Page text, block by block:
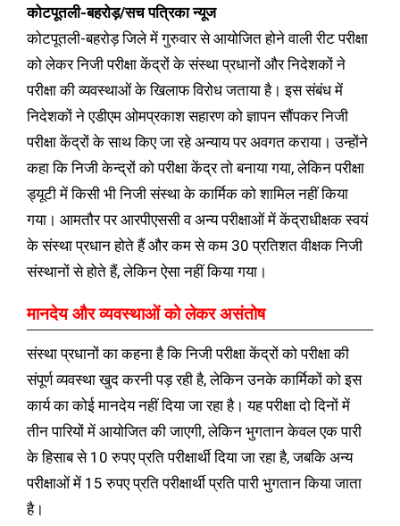
कोटपूतली-बहरोड़/सच पत्रिका न्यूज
कोटपूतली-बहरोड़ जिले में गुरुवार से आयोजित होने वाली रीट परीक्षा
को लेकर निजी परीक्षा केंद्रों के संस्था प्रधानों और निदेशकों ने
परीक्षा की व्यवस्थाओं के खिलाफ विरोध जताया है। इस संबंध में
निदेशकों ने एडीएम ओमप्रकाश सहारण को ज्ञापन सौंपकर निजी
परीक्षा केंद्रों के साथ किए जा रहे अन्याय पर अवगत कराया। उन्होंने
कहा कि निजी केन्द्रों को परीक्षा केंद्र तो बनाया गया, लेकिन परीक्षा
ड्यूटी में किसी भी निजी संस्था के कार्मिक को शामिल नहीं किया
गया। आमतौर पर आरपीएससी व अन्य परीक्षाओं में केंद्राधीक्षक स्वयं
के संस्था प्रधान होते हैं और कम से कम 30 प्रतिशत वीक्षक निजी
संस्थानों से होते हैं, लेकिन ऐसा नहीं किया गया।
मानदेय और व्यवस्थाओं को लेकर असंतोष
संस्था प्रधानों का कहना है कि निजी परीक्षा केंद्रों को परीक्षा की
संपूर्ण व्यवस्था खुद करनी पड़ रही है, लेकिन उनके कार्मिकों को इस
कार्य का कोई मानदेय नहीं दिया जा रहा है। यह परीक्षा दो दिनों में
तीन पारियों में आयोजित की जाएगी, लेकिन भुगतान केवल एक पारी
के हिसाब से 10 रुपए प्रति परीक्षार्थी दिया जा रहा है, जबकि अन्य
परीक्षाओं में 15 रुपए प्रति परीक्षार्थी प्रति पारी भुगतान किया जाता
है।